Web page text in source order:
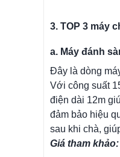
3. TOP 3 máy
a. Máy đánh
Đây là dòng
Với công suất
điện dài 12m
đảm bảo hiệu
sau khi chà,
Giá tham